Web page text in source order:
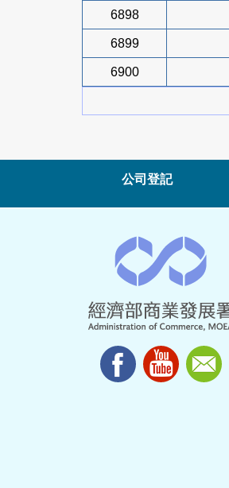
6898
6899
6900
公司登記